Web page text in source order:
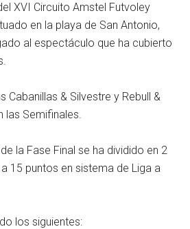
XVI Circuito Amstel Futvoley
en la playa de San Antonio,
al espectáculo que ha cubierto
Cabanillas & Silvestre y Rebull &
las Semifinales.
la Fase Final se ha dividido en 2
15 puntos en sistema de Liga a
los siguientes: